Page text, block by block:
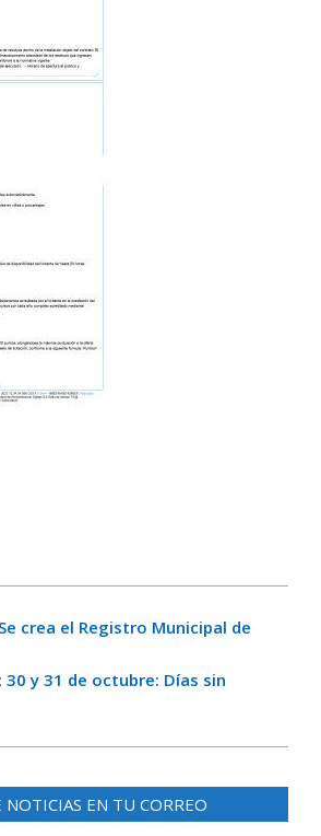
Se crea el Registro Municipal de
30 y 31 de octubre: Días sin
NOTICIAS EN TU CORREO